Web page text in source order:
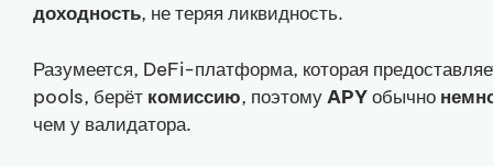
доходность, не теряя ликвидность.
Разумеется, DeFi-платформа, которая
pools, берёт комиссию, поэтомуAPYобычно
чем у валидатора.